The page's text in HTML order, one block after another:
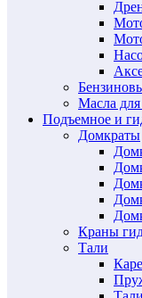
Масла
Подъемное и
Домкраты
Краны
Тали